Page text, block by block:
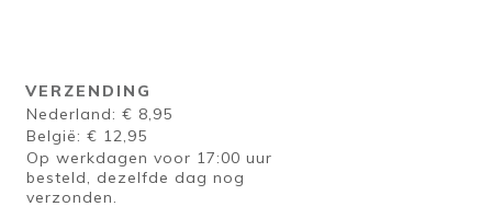
VERZENDING
Nederland: € 8,95
België: € 12,95
Op werkdagen voor 17:00 uur
besteld, dezelfde dag nog
verzonden.